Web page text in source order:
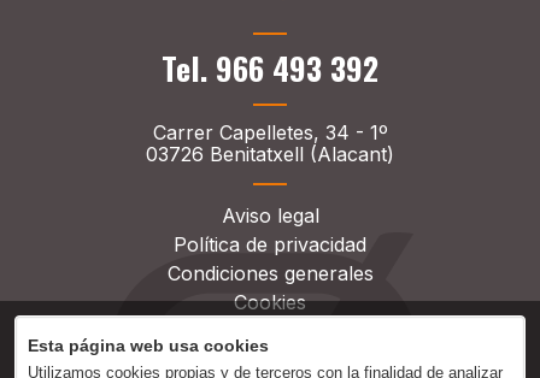
Tel. 966 493 392
Carrer Capelletes, 34 - 1º
03726 Benitatxell (Alacant)
Aviso legal
Política de privacidad
Condiciones generales
Cookies
Esta página web usa cookies
Utilizamos cookies propias y de terceros con la finalidad de analizar